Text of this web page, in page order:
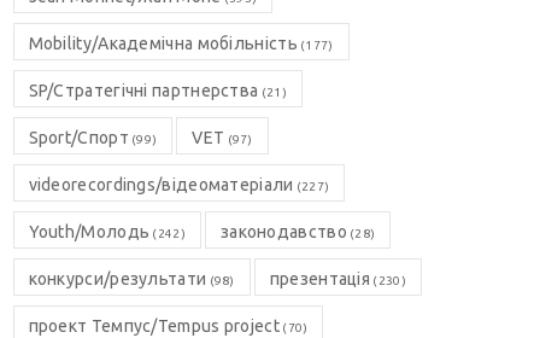
Mobility/Академічна мобільність (177)
SP/Стратегічні партнерства (21)
Sport/Спорт (99) VET (97)
videorecordings/відеоматеріали (227)
Youth/Молодь (242) законодавство (28)
конкурси/результати (98) презентація (230)
проект Темпус/Tempus project(70)